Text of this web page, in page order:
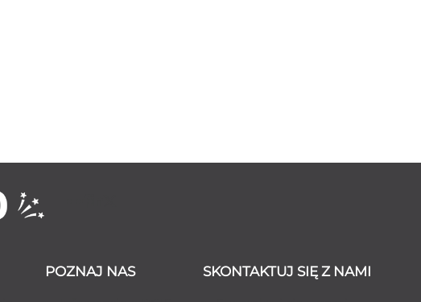
POZNAJ NAS SKONTAKTUJ SIĘ Z NAMI